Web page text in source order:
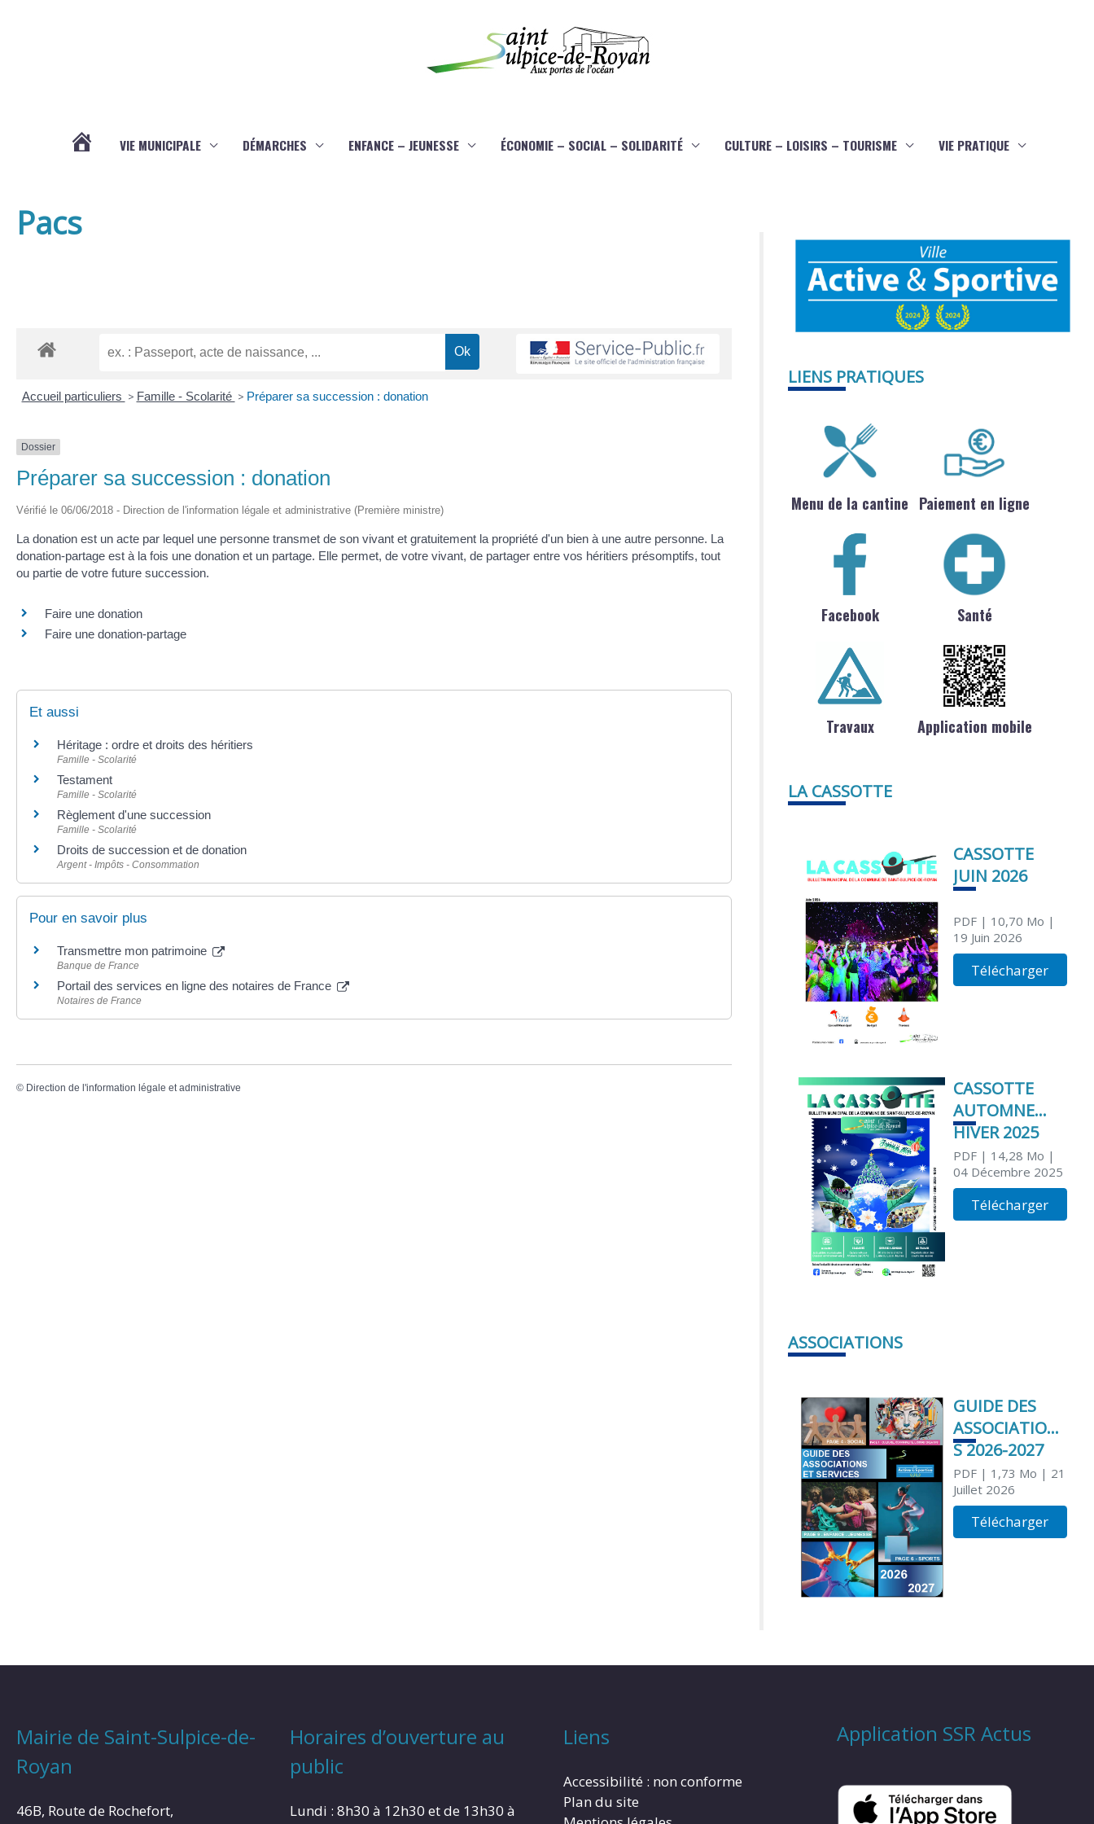
VIE MUNICIPALE DÉMARCHES ENFANCE – JEUNESSE ÉCONOMIE – SOCIAL – SOLIDARITÉ CULTURE – LOISIRS – TOURISME VIE PRATIQUE
Pacs
Accueil particuliers > Famille - Scolarité > Préparer sa succession : donation
Dossier
Préparer sa succession : donation
Vérifié le 06/06/2018 - Direction de l'information légale et administrative (Première ministre)
La donation est un acte par lequel une personne transmet de son vivant et gratuitement la propriété d'un bien à une autre personne. La
donation-partage est à la fois une donation et un partage. Elle permet, de votre vivant, de partager entre vos héritiers présomptifs, tout
ou partie de votre future succession.
Faire une donation
Faire une donation-partage
Et aussi
Héritage : ordre et droits des héritiers
Famille - Scolarité
Testament
Famille - Scolarité
Règlement d'une succession
Famille - Scolarité
Droits de succession et de donation
Argent - Impôts - Consommation
Pour en savoir plus
Transmettre mon patrimoine
Banque de France
Portail des services en ligne des notaires de France
Notaires de France
© Direction de l'information légale et administrative
LIENS PRATIQUES
Menu de la cantine Paiement en ligne
Facebook Santé
Travaux Application mobile
LA CASSOTTE
CASSOTTE
JUIN 2026
PDF| 10,70 Mo |
19 Juin 2026
Télécharger
CASSOTTE
AUTOMNE
HIVER 2025
PDF| 14,28 Mo |
04 Décembre 2025
Télécharger
ASSOCIATIONS
GUIDE DES
ASSOCIATION
S 2026-2027
PDF| 1,73 Mo | 21
Juillet 2026
Télécharger
Mairie de Saint-Sulpice-de-
Royan
46B, Route de Rochefort,
Horaires d’ouverture au
public
Lundi : 8h30 à 12h30 et de 13h30 à
Liens
Accessibilité : non conforme
Plan du site
Application SSR Actus